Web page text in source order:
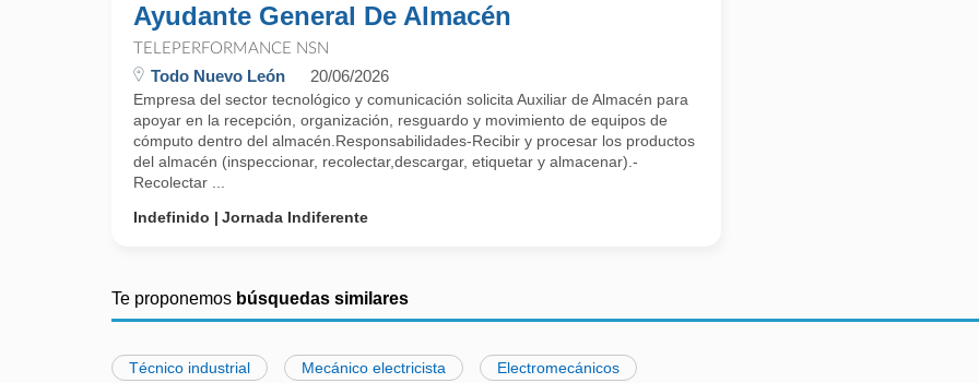
Ayudante General De Almacén
TELEPERFORMANCE NSN
Todo Nuevo León 20/06/2026
Empresa del sector tecnológico y comunicación solicita Auxiliar de Almacén para
apoyar en la recepción, organización, resguardo y movimiento de equipos de
cómputo dentro del almacén.Responsabilidades-Recibir y procesar los productos
del almacén (inspeccionar, recolectar,descargar, etiquetar y almacenar).-
Recolectar ...
Indefinido
Jornada Indiferente
Te proponemos búsquedas similares
Técnico industrial Mecánico electricista Electromecánicos